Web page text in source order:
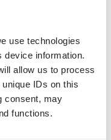
use technologies
device information.
allow us to process
IDs on this
consent, may
functions.
Achtung: